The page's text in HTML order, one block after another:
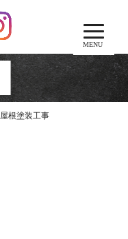
MENU
屋根塗装工事